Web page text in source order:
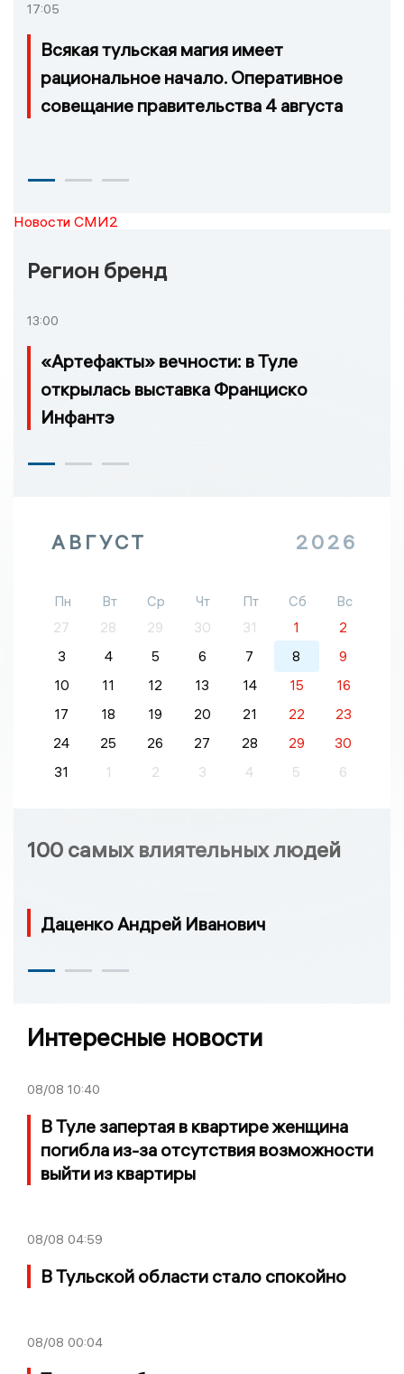
17:05
Всякая тульская магия имеет
рациональное начало. Оперативное
совещание правительства 4 августа
Новости СМИ2
Регион бренд
13:00
«Артефакты» вечности: в Туле
открылась выставка Франциско
Инфантэ
АВГУСТ 2026
Пн Вт Ср Чт Пт Сб
Вс
27
28 29 30 31 1
2
3
4 5 6 7 8
9
10
11 12 13 14 15
16
17
18 19 20 21 22
23
24
25 26 27 28 29
30
31
1 2 3 4 5 6
100 самых влиятельных людей
Даценко Андрей Иванович
Интересные новости
08/08 10:40
В Туле запертая в квартире женщина
погибла из-за отсутствия возможности
выйти из квартиры
08/08 04:59
В Тульской области стало спокойно
08/08 00:04